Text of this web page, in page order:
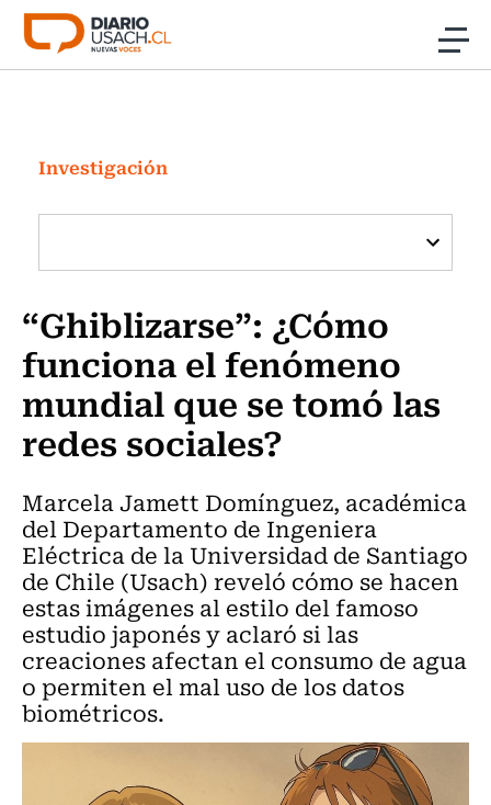
Click acá para ir directamente al contenido
Investigación
Cultura
Programas Radio y TV Usach
Investigación
“Ghiblizarse”: ¿Cómo
funciona el fenómeno
mundial que se tomó las
redes sociales?
Marcela Jamett Domínguez, académica
del Departamento de Ingeniera
Eléctrica de la Universidad de Santiago
de Chile (Usach) reveló cómo se hacen
estas imágenes al estilo del famoso
estudio japonés y aclaró si las
creaciones afectan el consumo de agua
o permiten el mal uso de los datos
biométricos.